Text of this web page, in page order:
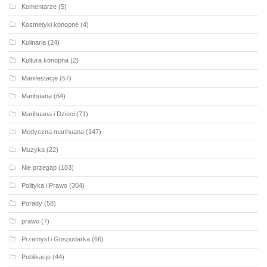
Komentarze (5)
Kosmetyki konopne (4)
Kulinaria (24)
Kultura konopna (2)
Manifestacje (57)
Marihuana (64)
Marihuana i Dzieci (71)
Medyczna marihuana (147)
Muzyka (22)
Nie przegap (103)
Polityka i Prawo (304)
Porady (58)
prawo (7)
Przemysł i Gospodarka (66)
Publikacje (44)